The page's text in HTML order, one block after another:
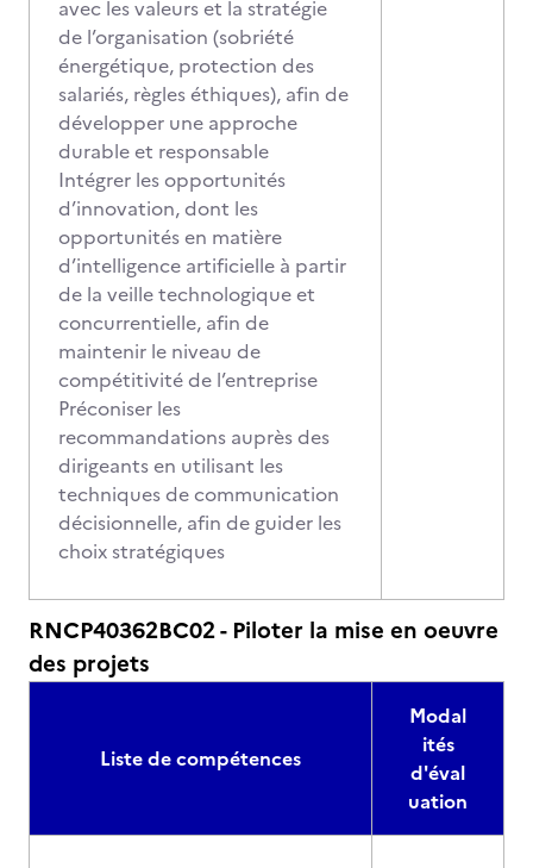
avec les valeurs et la stratégie
de l’organisation (sobriété
énergétique, protection des
salariés, règles éthiques), afin de
développer une approche
durable et responsable
Intégrer les opportunités
d’innovation, dont les
opportunités en matière
d’intelligence artificielle à partir
de la veille technologique et
concurrentielle, afin de
maintenir le niveau de
compétitivité de l’entreprise
Préconiser les
recommandations auprès des
dirigeants en utilisant les
techniques de communication
décisionnelle, afin de guider les
choix stratégiques
RNCP40362BC02 - Piloter la mise en oeuvre
des projets
Liste de compétences
Modal
ités
d'éval
uation